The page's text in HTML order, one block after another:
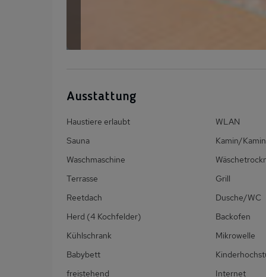
Ausstattung
Haustiere erlaubt
WLAN
Sauna
Kamin/
Waschmaschine
Terrasse
Grill
Reetdach
Dusche/WC
Herd (4 Kochfelder)
Backofen
Kühlschrank
Mikrowelle
Babybett
freistehend
Internet